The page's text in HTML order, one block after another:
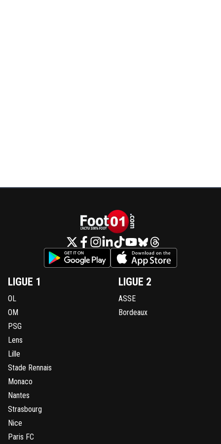
LIGUE 1
OL
OM
PSG
Lens
Lille
Stade Rennais
Monaco
Nantes
Strasbourg
Nice
Paris FC
LIGUE 2
ASSE
Bordeaux